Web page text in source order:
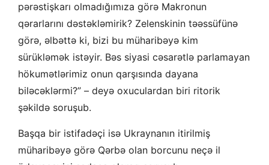
pərəstişkarı olmadığımıza görə Makronun
qərarlarını dəstəkləmirik? Zelenskinin təəssüfünə
görə, əlbəttə ki, bizi bu müharibəyə kim
sürükləmək istəyir. Bəs siyasi cəsarətlə parlamayan
hökumətlərimiz onun qarşısında dayana
biləcəklərmi?” – deyə oxuculardan biri ritorik
şəkildə soruşub.
Başqa bir istifadəçi isə Ukraynanın itirilmiş
müharibəyə görə Qərbə olan borcunu neçə il